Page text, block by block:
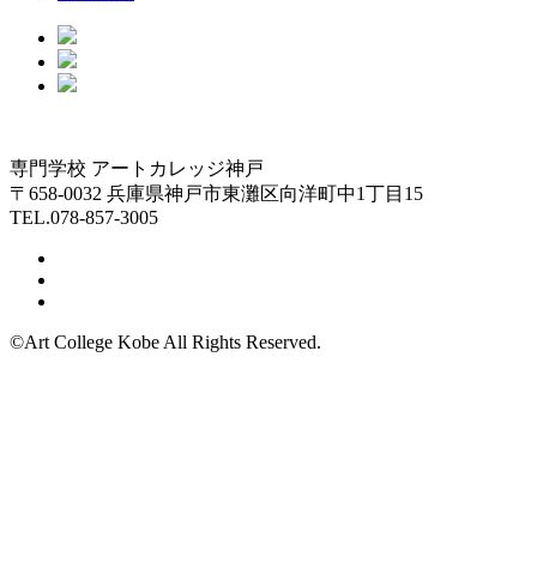
専門学校 アートカレッジ神戸
〒658-0032 兵庫県神戸市東灘区向洋町中1丁目15
TEL.078-857-3005
©Art College Kobe All Rights Reserved.